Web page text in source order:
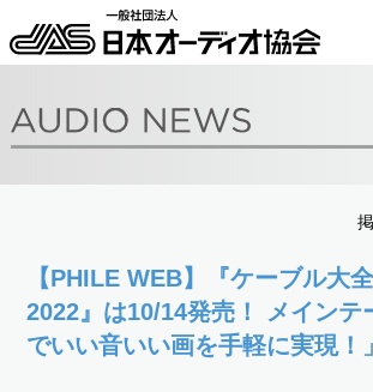
【PHILE WEB】『ケーブル大
2022』は10/14発売！ メインテ
でいい音いい画を手軽に実現！」